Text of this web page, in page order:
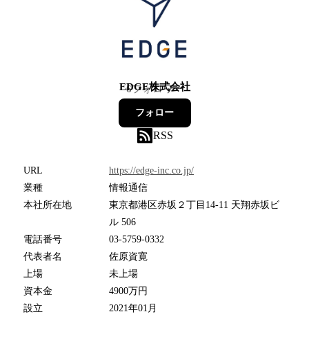
EDGE株式会社
6フォロワー
フォロー
RSS
URL
https://edge-inc.co.jp/
業種
情報通信
本社所在地
東京都港区赤坂２丁目14-11 天翔赤坂ビ
ル 506
電話番号
03-5759-0332
代表者名
佐原資寛
上場
未上場
資本金
4900万円
設立
2021年01月